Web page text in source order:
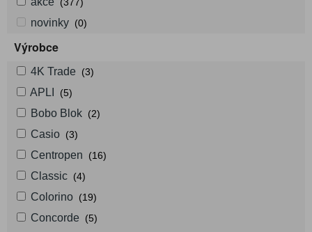
novinky (0)
Výrobce
4K Trade (3)
APLI (5)
Bobo Blok (2)
Casio (3)
Centropen (16)
Classic (4)
Colorino (19)
Concorde (5)